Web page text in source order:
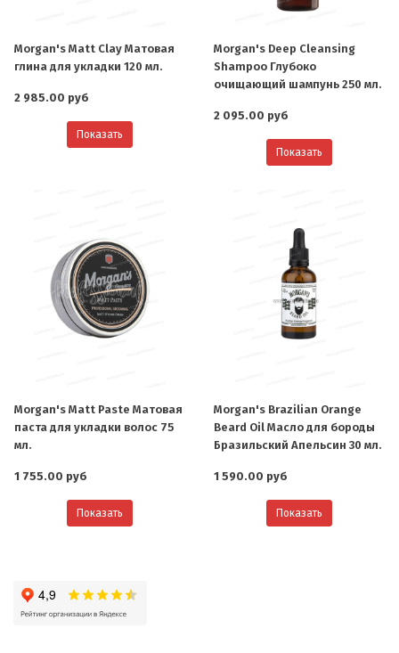
Morgan's Matt Clay Матовая
глина для укладки 120 мл.
2 985.00 руб
Показать
Morgan's Deep Cleansing
Shampoo Глубоко
очищающий шампунь 250 мл.
2 095.00 руб
Показать
Morgan's Matt Paste Матовая
паста для укладки волос 75
мл.
1 755.00 руб
Показать
Morgan's Brazilian Orange
Beard Oil Масло для бороды
Бразильский Апельсин 30 мл.
1 590.00 руб
Показать